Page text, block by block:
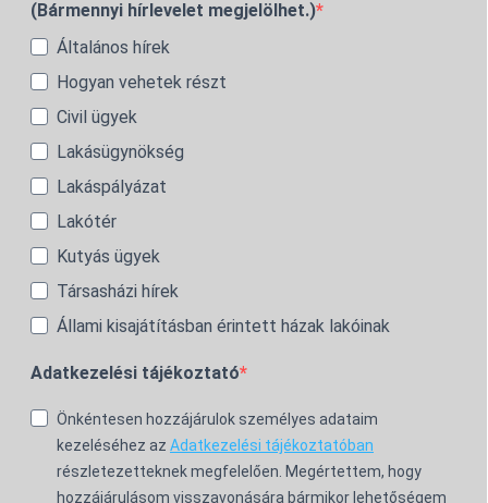
(Bármennyi hírlevelet megjelölhet.)
Általános hírek
Hogyan vehetek részt
Civil ügyek
Lakásügynökség
Lakáspályázat
Lakótér
Kutyás ügyek
Társasházi hírek
Állami kisajátításban érintett házak lakóinak
Adatkezelési tájékoztató
Önkéntesen hozzájárulok személyes adataim
kezeléséhez az Adatkezelési tájékoztatóban
részletezetteknek megfelelően. Megértettem, hogy
hozzájárulásom visszavonására bármikor lehetőségem